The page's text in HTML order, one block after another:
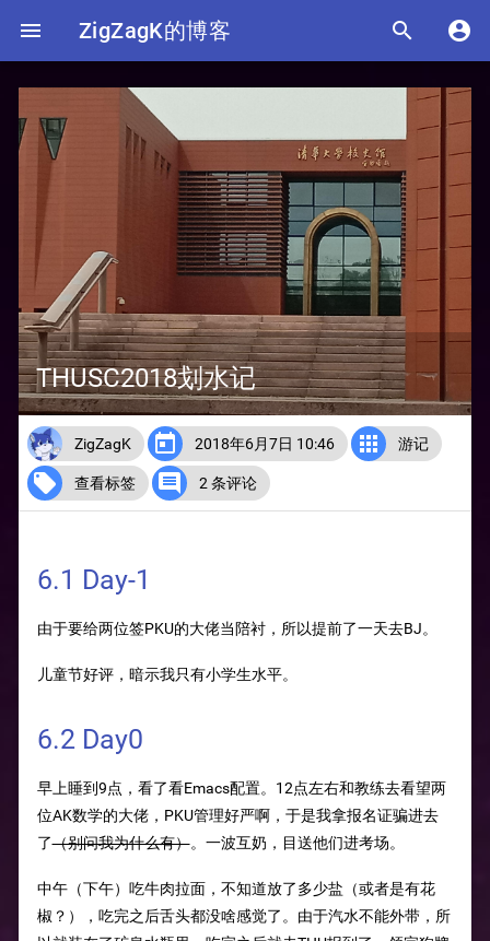
 ZigZagK的博客  
THUSC2018划水记
ZigZagK  2018年6月7日 10:46  游记
 查看标签  2 条评论
6.1 Day-1
由于要给两位签PKU的大佬当陪衬，所以提前了一天去BJ。
儿童节好评，暗示我只有小学生水平。
6.2 Day0
早上睡到9点，看了看Emacs配置。12点左右和教练去看望两
位AK数学的大佬，PKU管理好严啊，于是我拿报名证骗进去
了（别问我为什么有）。一波互奶，目送他们进考场。
中午（下午）吃牛肉拉面，不知道放了多少盐（或者是有花
椒？），吃完之后舌头都没啥感觉了。由于汽水不能外带，所